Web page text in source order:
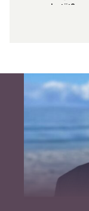
me robotët?
inteligjente
Or Shalom